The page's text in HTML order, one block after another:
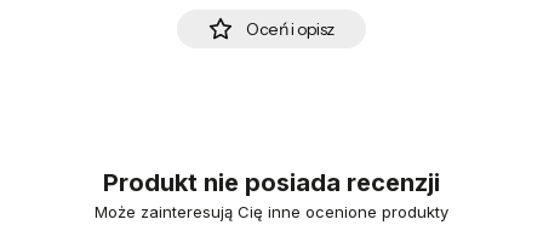
Oceń i opisz
Produkt nie posiada recenzji
Może zainteresują Cię inne ocenione produkty